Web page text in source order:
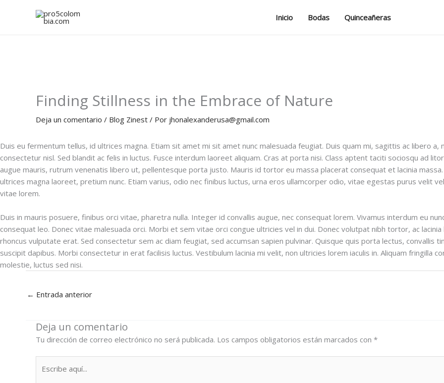
Inicio Bodas Quinceañeras
Finding Stillness in the Embrace of Nature
Deja un comentario / Blog Zinest / Por jhonalexanderusa@gmail.com
Duis eu fermentum tellus, id ultrices magna. Etiam sit amet mi sit amet nunc malesuada feugiat. Duis quam mi, sagittis ac libero
consectetur nisl. Sed blandit ac felis in luctus. Fusce interdum laoreet aliquam. Cras at porta nisi. Class aptent taciti sociosqu ad
augue mauris, rutrum venenatis libero ut, pellentesque porta justo. Mauris id tortor eu massa placerat consequat et lacinia
ultrices magna laoreet, pretium nunc. Etiam varius, odio nec finibus luctus, urna eros ullamcorper odio, vitae egestas purus velit
vitae lorem.
Duis in mauris posuere, finibus orci vitae, pharetra nulla. Integer id convallis augue, nec consequat lorem. Vivamus interdum eu
consequat leo. Donec vitae malesuada orci. Morbi et sem vitae orci congue ultricies vel in dui. Donec volutpat nibh tortor, ac
rhoncus vulputate erat. Sed consectetur sem ac diam feugiat, sed accumsan sapien pulvinar. Quisque quis porta lectus, convallis
suscipit dapibus. Morbi consectetur in erat facilisis luctus. Vestibulum lacinia mi velit, non ultricies lorem iaculis in. Aliquam fringilla
molestie, luctus sed nisi.
← Entrada anterior
Deja un comentario
Tu dirección de correo electrónico no será publicada. Los campos obligatorios están marcados con *
aquí...